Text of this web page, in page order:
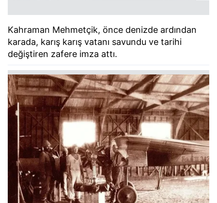
Kahraman Mehmetçik, önce denizde ardından
karada, karış karış vatanı savundu ve tarihi
değiştiren zafere imza attı.